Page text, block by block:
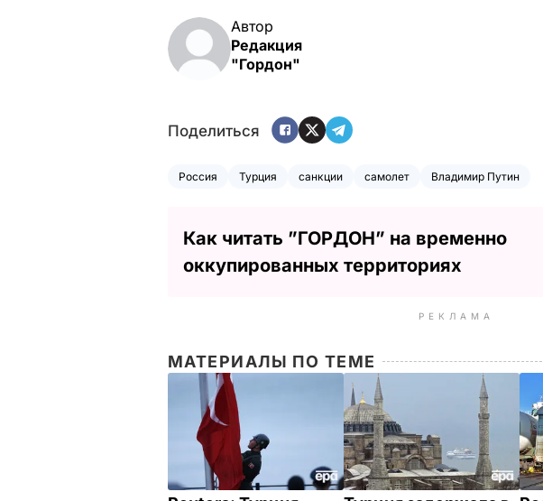
Автор
Редакция
"Гордон"
Поделиться
Россия Турция санкции самолет Владимир Путин
Как читать ”ГОРДОН” на временно
оккупированных территориях
РЕКЛАМА
МАТЕРИАЛЫ ПО ТЕМЕ